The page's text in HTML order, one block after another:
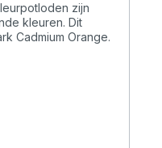
zijn
kleuren. Dit
Cadmium Orange.